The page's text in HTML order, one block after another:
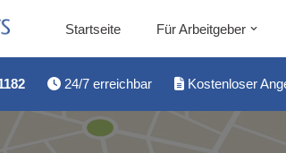
Startseite Für Arbeitgeber
24/7 erreichbar Kostenloser